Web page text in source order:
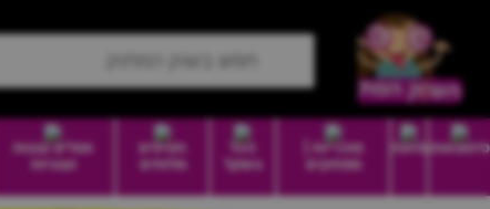
סיטונאותמזווה
סוכריות |
ממתקים
הכל
בשקל
חטיפים
מלוחים
וופלים עוגות
ועוגיות